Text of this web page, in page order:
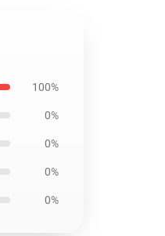
100%
0%
0%
0%
0%